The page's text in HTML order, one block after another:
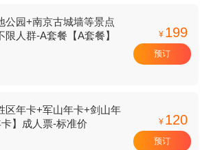
公园+南京古城墙等景点
人群-A套餐【A套餐】
¥ 199
预订
区年卡+军山年卡+剑山年
】成人票-标准价
¥ 120
预订